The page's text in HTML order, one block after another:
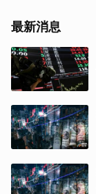
最新消息